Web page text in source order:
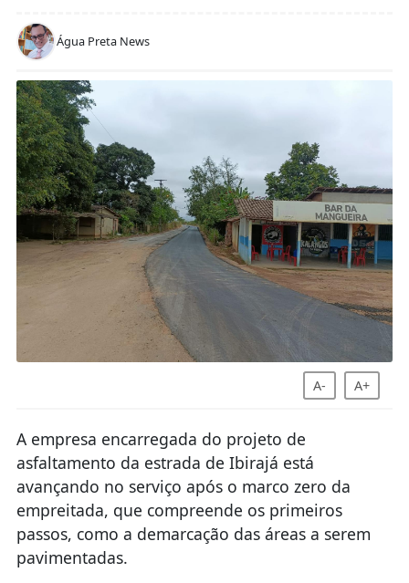
Água Preta News
A- A+
A empresa encarregada do projeto de
asfaltamento da estrada de Ibirajá está
avançando no serviço após o marco zero da
empreitada, que compreende os primeiros
passos, como a demarcação das áreas a serem
pavimentadas.